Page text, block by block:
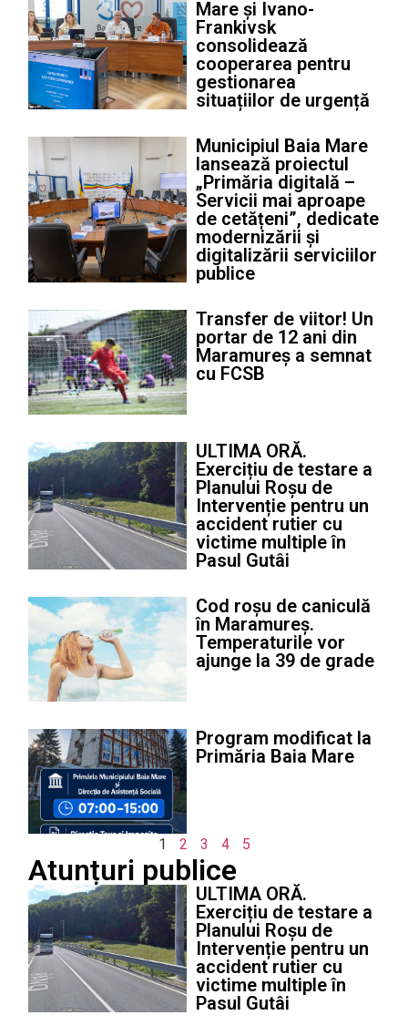
Mare și Ivano-
Frankivsk
consolidează
cooperarea pentru
gestionarea
situațiilor de urgență
Municipiul Baia Mare
lansează proiectul
„Primăria digitală –
Servicii mai aproape
de cetățeni”, dedicate
modernizării și
digitalizării serviciilor
publice
Transfer de viitor! Un
portar de 12 ani din
Maramureș a semnat
cu FCSB
ULTIMA ORĂ.
Exercițiu de testare a
Planului Roșu de
Intervenție pentru un
accident rutier cu
victime multiple în
Pasul Gutâi
Cod roșu de caniculă
în Maramureș.
Temperaturile vor
ajunge la 39 de grade
Program modificat la
Primăria Baia Mare
1 2 3 4 5
Atunțuri publice
ULTIMA ORĂ.
Exercițiu de testare a
Planului Roșu de
Intervenție pentru un
accident rutier cu
victime multiple în
Pasul Gutâi